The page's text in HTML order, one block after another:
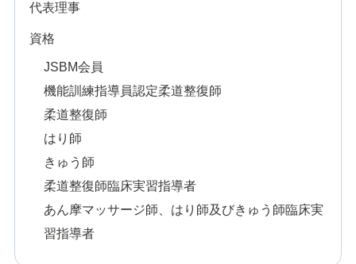
代表理事
資格
JSBM会員
機能訓練指導員認定柔道整復師
柔道整復師
はり師
きゅう師
柔道整復師臨床実習指導者
あん摩マッサージ師、はり師及びきゅう師臨床実
習指導者